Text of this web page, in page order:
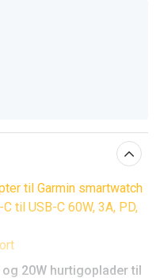
til Garmin smartwatch
til USB-C 60W, 3A, PD,
20W hurtigoplader til